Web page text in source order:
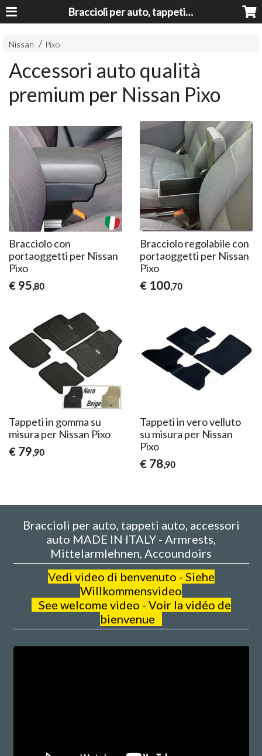
Braccioli per auto, tappeti auto, accessori auto MADE IN ITALY - Armrests, Mittelarmlehnen, Accoundoirs
Nissan Pixo
Accessori auto qualità
premium per Nissan Pixo
Bracciolo con
portaoggetti per Nissan
Pixo
€ 95,80
Bracciolo regolabile con
portaoggetti per Nissan
Pixo
€ 100,70
Tappeti in gomma su
misura per Nissan Pixo
€ 79,90
Tappeti in vero velluto
su misura per Nissan
Pixo
€ 78,90
Braccioli per auto, tappeti auto, accessori
auto MADE IN ITALY - Armrests,
Mittelarmlehnen, Accoundoirs
Vedi video di benvenuto - Siehe
Willkommensvideo
See welcome video - Voir la vidéo de
bienvenue